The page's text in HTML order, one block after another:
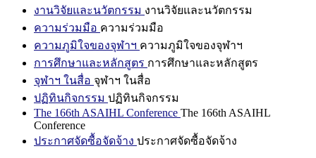
งานวิจัยและนวัตกรรม งานวิจัยและนวัตกรรม
ความร่วมมือ ความร่วมมือ
ความภูมิใจของจุฬาฯ ความภูมิใจของจุฬาฯ
การศึกษาและหลักสูตร การศึกษาและหลักสูตร
จุฬาฯ ในสื่อ จุฬาฯ ในสื่อ
ปฏิทินกิจกรรม ปฏิทินกิจกรรม
The 166th ASAIHL Conference The 166th ASAIHL
Conference
ประกาศจัดซื้อจัดจ้าง ประกาศจัดซื้อจัดจ้าง